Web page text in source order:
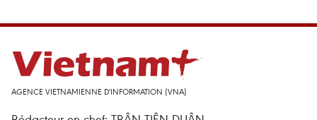
AGENCE VIETNAMIENNE D'INFORMATION (VNA)